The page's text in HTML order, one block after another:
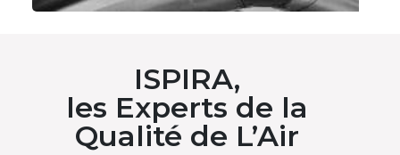
ISPIRA,
les Experts de la
Qualité de L’Air